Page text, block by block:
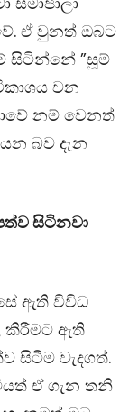
ඒ වුනත් ඔබට
සිටින්නේ ”සූම්
වන
නම් වෙනත්
බව දැන
සිටිනවා
ඇති විවිධ
කිරීමට ඇති
සිටීම වැදගත්.
ඒ ගැන තනි